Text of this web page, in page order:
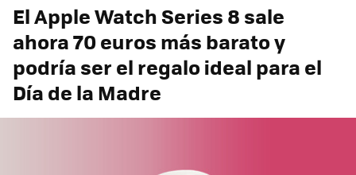
El Apple Watch Series 8 sale
ahora 70 euros más barato y
podría ser el regalo ideal para el
Día de la Madre